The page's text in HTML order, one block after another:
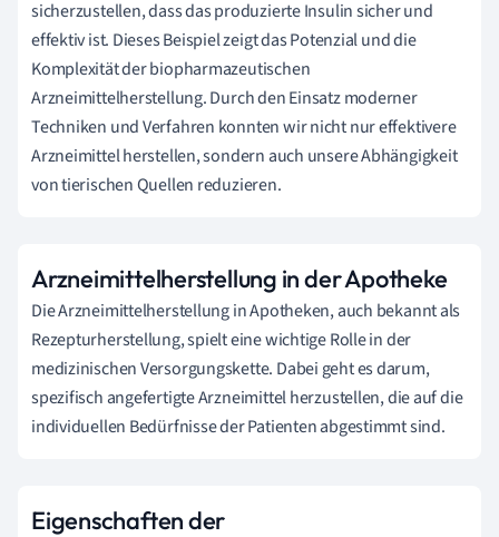
sicherzustellen, dass das produzierte Insulin sicher und
effektiv ist. Dieses Beispiel zeigt das Potenzial und die
Komplexität der biopharmazeutischen
Arzneimittelherstellung. Durch den Einsatz moderner
Techniken und Verfahren konnten wir nicht nur effektivere
Arzneimittel herstellen, sondern auch unsere Abhängigkeit
von tierischen Quellen reduzieren.
Arzneimittelherstellung in der Apotheke
Die Arzneimittelherstellung in Apotheken, auch bekannt als
Rezepturherstellung, spielt eine wichtige Rolle in der
medizinischen Versorgungskette. Dabei geht es darum,
spezifisch angefertigte Arzneimittel herzustellen, die auf die
individuellen Bedürfnisse der Patienten abgestimmt sind.
Eigenschaften der